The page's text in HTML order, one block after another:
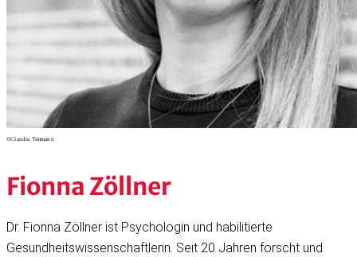
©Claudia Timmann
Fionna Zöllner
Dr. Fionna Zöllner ist Psychologin und habilitierte
Gesundheitswissenschaftlerin. Seit 20 Jahren forscht und